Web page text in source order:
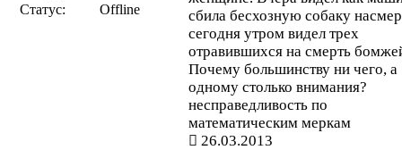
Статус:
Offline
сбила бесхозную собаку
сегодня утром видел трех
отравившихся на смерть
Почему большинству ни чего, а
одному столько внимания?
несправедливость по
математическим меркам
26.03.2013